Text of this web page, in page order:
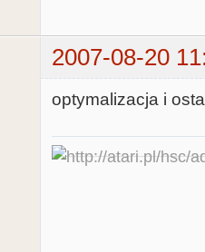
2007-08-20
optymalizacja i